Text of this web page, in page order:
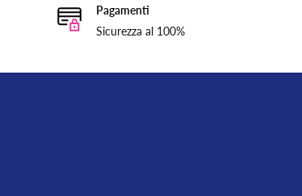
Pagamenti
Sicurezza al 100%